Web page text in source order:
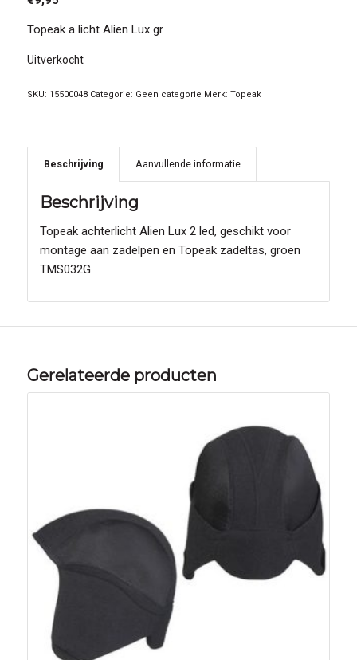
Topeak a licht Alien Lux gr
Uitverkocht
SKU: 15500048 Categorie: Geen categorie Merk: Topeak
Beschrijving Aanvullende informatie
Beschrijving
Topeak achterlicht Alien Lux 2 led, geschikt voor
montage aan zadelpen en Topeak zadeltas, groen
TMS032G
Gerelateerde producten